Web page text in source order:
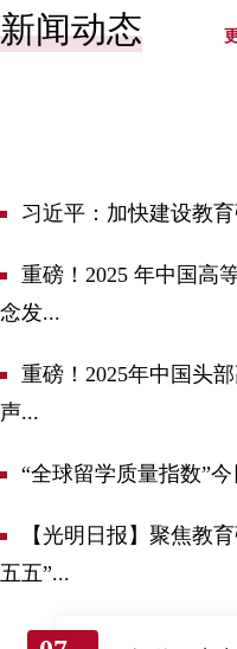
新闻动态
习近平：加快建设教育
重磅！2025 年中国高
念发...
重磅！2025年中国头
声...
“全球留学质量指数”
【光明日报】聚焦教
五五”...